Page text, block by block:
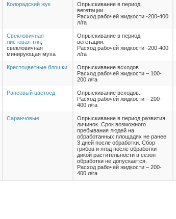
Колорадский жук
Опрыскивание в период
вегетации.
Расход рабочей жидкости -200-400
л/га
Свекловичная
листовая тля
свекловичная
минирующая муха
Опрыскивание в период
вегетации.
Расход рабочей жидкости -200-400
л/га
Крестоцветные блошки
Опрыскивание всходов.
Расход рабочей жидкости – 100-
200 л/га
Рапсовый цветоед
Опрыскивание всходов.
Расход рабочей жидкости – 200-
400 л/га
Саранчовые
Опрыскивание в период развития
личинок. Срок возможного
пребывания людей на
обработанных площадях не ранее
3 дней после обработки. Сбор
грибов и ягод после обработки
дикой растительности в сезон
обработки не допускается.
Расход рабочей жидкости – 200-
400 л/га